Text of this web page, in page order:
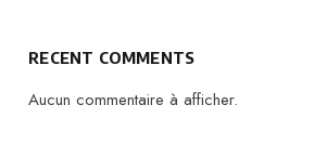
RECENT COMMENTS
Aucun commentaire à afficher.